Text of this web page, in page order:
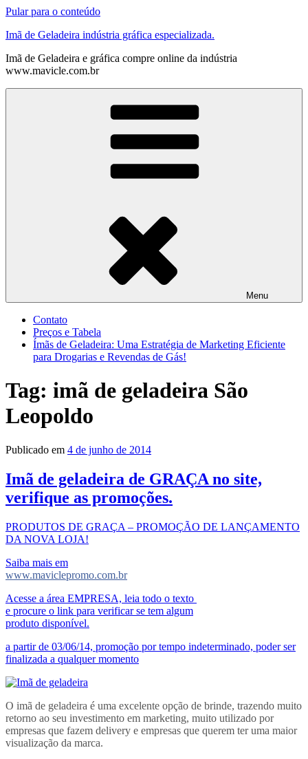
Pular para o conteúdo
Imã de Geladeira indústria gráfica especializada.
Imã de Geladeira e gráfica compre online da indústria
www.mavicle.com.br
Menu
Contato
Preços e Tabela
Ímãs de Geladeira: Uma Estratégia de Marketing Eficiente
para Drogarias e Revendas de Gás!
Tag: imã de geladeira São
Leopoldo
Publicado em 4 de junho de 2014
Imã de geladeira de GRAÇA no site,
verifique as promoções.
PRODUTOS DE GRAÇA – PROMOÇÃO DE LANÇAMENTO
DA NOVA LOJA!
Saiba mais em
www.maviclepromo.com.br
Acesse a área EMPRESA, leia todo o texto
e procure o link para verificar se tem algum
produto disponível.
a partir de 03/06/14, promoção por tempo indeterminado, poder ser
finalizada a qualquer momento
O imã de geladeira é uma excelente opção de brinde, trazendo muito
retorno ao seu investimento em marketing, muito utilizado por
empresas que fazem delivery e empresas que querem ter uma maior
visualização da marca.